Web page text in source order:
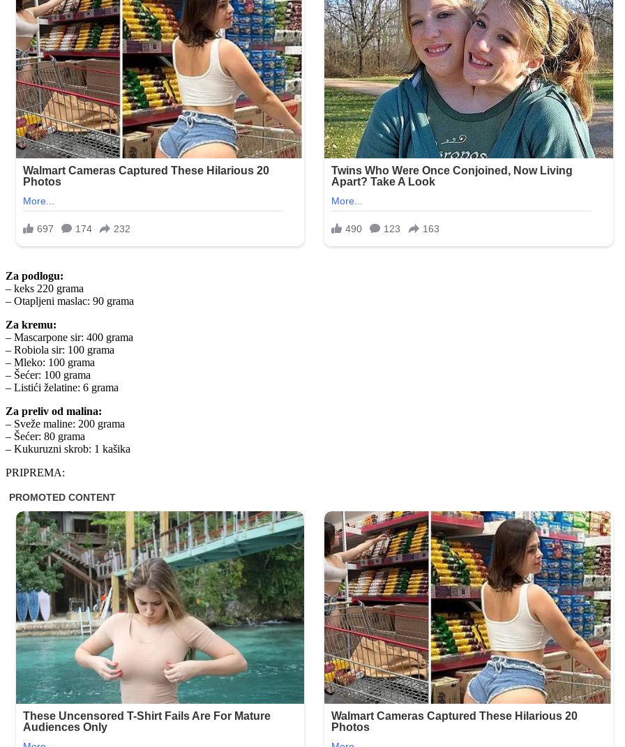
Za podlogu:
– keks 220 grama
– Otapljeni maslac: 90 grama
Za kremu:
– Mascarpone sir: 400 grama
– Robiola sir: 100 grama
– Mleko: 100 grama
– Šećer: 100 grama
– Listići želatine: 6 grama
Za preliv od malina:
– Sveže maline: 200 grama
– Šećer: 80 grama
– Kukuruzni skrob: 1 kašika
PRIPREMA: